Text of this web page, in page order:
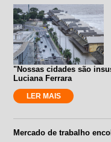
"Nossas cidades são
Luciana Ferrara
LER MAIS
Mercado de trabalho